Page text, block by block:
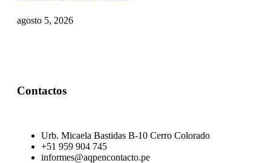
agosto 5, 2026
Contactos
Urb. Micaela Bastidas B-10 Cerro Colorado
+51 959 904 745
informes@aqpencontacto.pe